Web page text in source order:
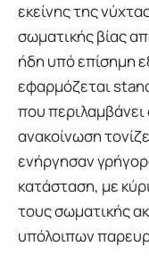
εκείνης της
σωματικής βίας
ήδη υπό επίσημη
εφαρμόζεται
που
ανακοίνωση
ενήργησαν
κατάσταση, με
τους σωματικής
υπόλοιπων